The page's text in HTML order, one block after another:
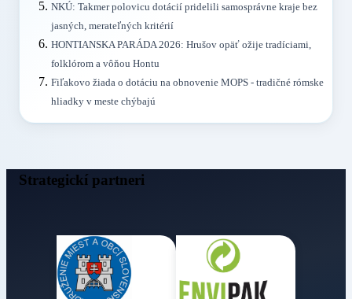
NKÚ: Takmer polovicu dotácií pridelili samosprávne kraje bez
jasných, merateľných kritérií
HONTIANSKA PARÁDA 2026: Hrušov opäť ožije tradíciami,
folklórom a vôňou Hontu
Fiľakovo žiada o dotáciu na obnovenie MOPS - tradičné rómske
hliadky v meste chýbajú
Strategickí partneri